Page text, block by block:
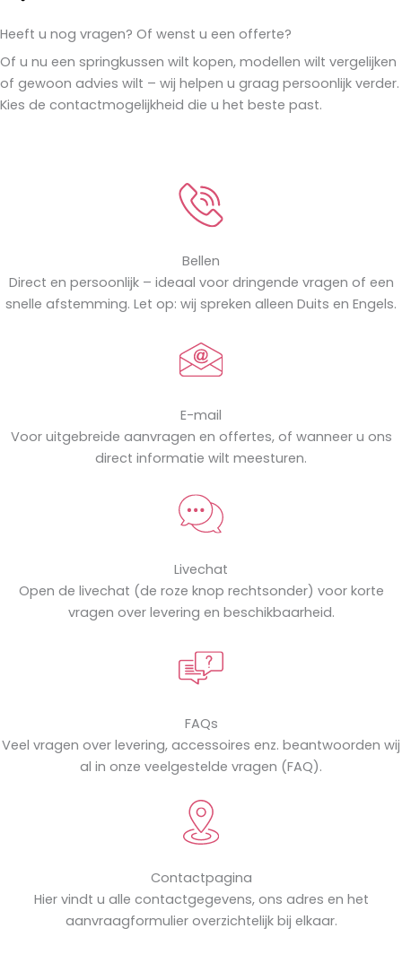
Heeft u nog vragen? Of wenst u een offerte?
Of u nu een springkussen wilt kopen, modellen wilt vergelijken
of gewoon advies wilt – wij helpen u graag persoonlijk verder.
Kies de contactmogelijkheid die u het beste past.
Bellen
Direct en persoonlijk – ideaal voor dringende vragen of een
snelle afstemming. Let op: wij spreken alleen Duits en Engels.
E-mail
Voor uitgebreide aanvragen en offertes, of wanneer u ons
direct informatie wilt meesturen.
Livechat
Open de livechat (de roze knop rechtsonder) voor korte
vragen over levering en beschikbaarheid.
FAQs
Veel vragen over levering, accessoires enz. beantwoorden wij
al in onze veelgestelde vragen (FAQ).
Contactpagina
Hier vindt u alle contactgegevens, ons adres en het
aanvraagformulier overzichtelijk bij elkaar.